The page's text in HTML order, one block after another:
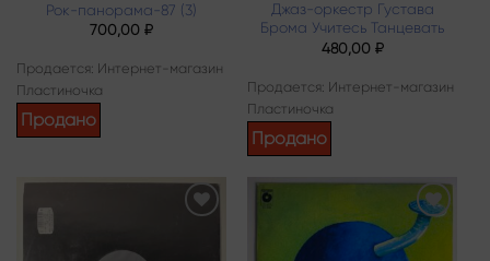
Рок-панорама-87 (3)
700,00 ₽
Продается: Интернет-магазин
Пластиночка
Продано
Джаз-оркестр Густава
Брома Учитесь Танцевать
480,00 ₽
Продается: Интернет-магазин
Пластиночка
Продано
Add to
wishlist